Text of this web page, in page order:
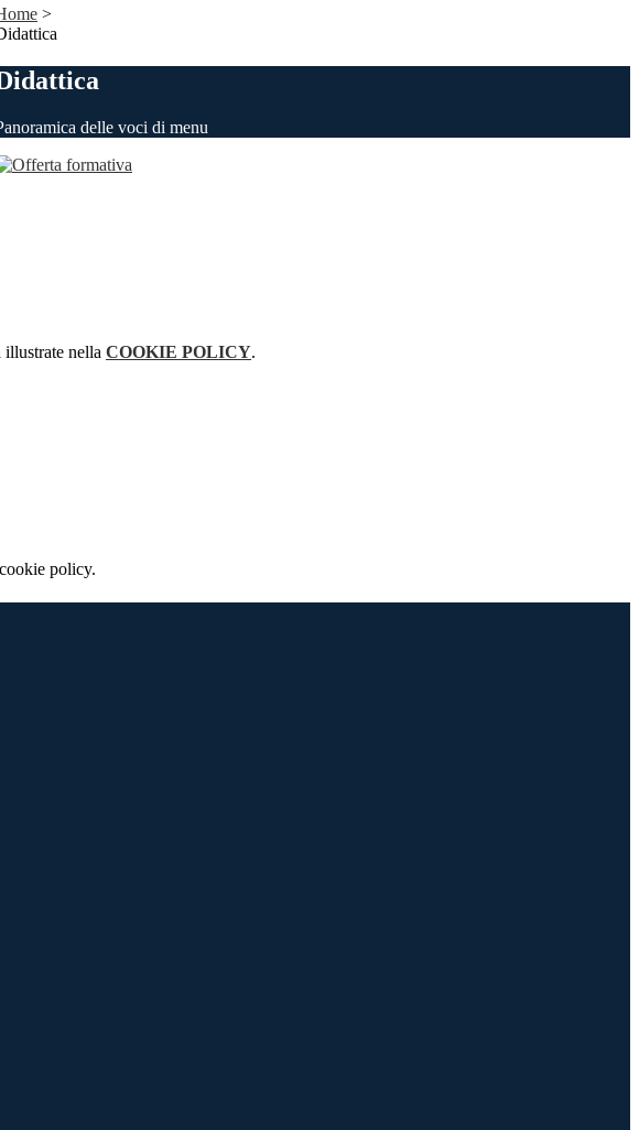
>
delle voci di menu
nella COOKIE POLICY.
policy.